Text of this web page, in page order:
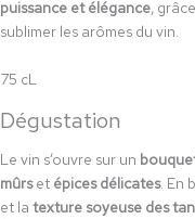
puissance et élégance,
sublimer les arômes du vin.
75 cL
Dégustation
Le vin s’ouvre sur un
mûrset épices délicates. En
et la texture soyeuse des